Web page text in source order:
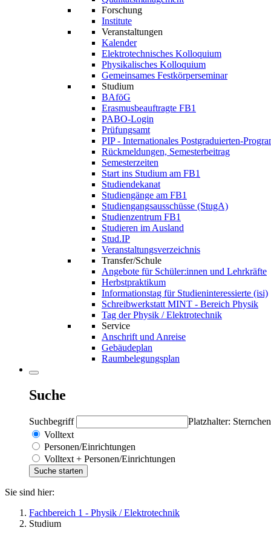
Forschung
Institute
Veranstaltungen
Kalender
Elektrotechnisches Kolloquium
Physikalisches Kolloquium
Gemeinsames Festkörperseminar
Studium
BAföG
Erasmusbeauftragte FB1
PABO-Login
Prüfungsamt
PIP - Internationales Postgraduierten-
Rückmeldungen, Semesterbeitrag
Semesterzeiten
Start ins Studium am FB1
Studiendekanat
Studiengänge am FB1
Studiengangsausschüsse (StugA)
Studienzentrum FB1
Studieren im Ausland
Stud.IP
Veranstaltungsverzeichnis
Transfer/Schule
Angebote für Schüler:innen und Lehrkräfte
Herbstpraktikum
Informationstag für Studieninteressierte (isi)
Schreibwerkstatt MINT - Bereich Physik
Tag der Physik / Elektrotechnik
Service
Anschrift und Anreise
Gebäudeplan
Raumbelegungsplan
Suche
Suchbegriff
Platzhalter:
Volltext
Personen/Einrichtungen
Volltext + Personen/Einrichtungen
Sie sind hier:
Fachbereich 1 - Physik / Elektrotechnik
Studium